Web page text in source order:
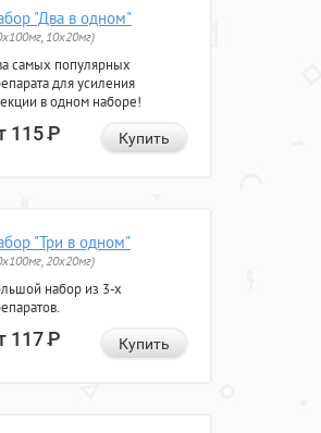
"Два в одном"
10x20мг)
самых популярных
для усиления
в одном наборе!
115Р Купить
"Три в одном"
20x20мг)
набор из 3-х
117Р Купить